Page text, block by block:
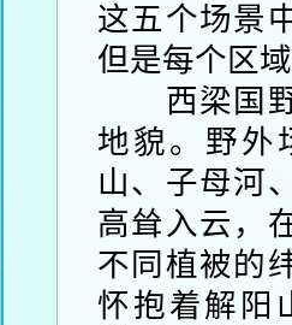
这五个场景
但是每个区
西梁国野
地貌。野
山、子母河
高耸入云，
不同植被的
怀抱着解阳